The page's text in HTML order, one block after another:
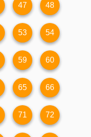
47 48
53 54
59 60
65 66
71 72